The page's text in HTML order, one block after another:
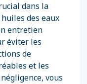
dans la
des eaux
entretien
éviter les
de
et les
vous